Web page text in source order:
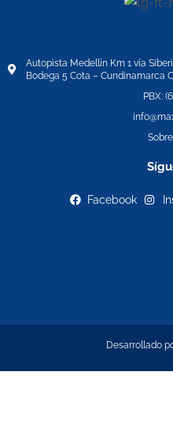
Autopista Medellín Km 1 vía
Bodega 5 Cota – Cundinamarca
PBX:
Facebook
Desarrollado